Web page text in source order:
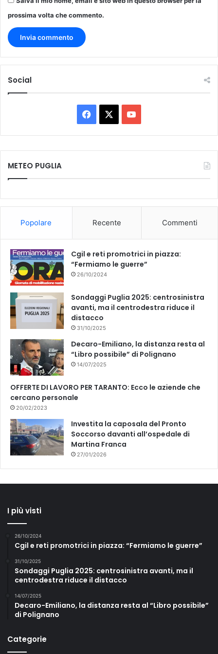
prossima volta che commento.
Social
Facebook You
Tube
METEO PUGLIA
Popolare Recente Commenti
Cgil e reti promotrici in piazza:
“Fermiamo le guerre”
26/10/2024
Sondaggi Puglia 2025: centrosinistra
avanti, ma il centrodestra riduce il
distacco
31/10/2025
Decaro-Emiliano, la distanza resta al
“Libro possibile” di Polignano
14/07/2025
OFFERTE DI LAVORO PER TARANTO: Ecco le aziende che
cercano personale
20/02/2023
Investita la caposala del Pronto
Soccorso davanti all’ospedale di
Martina Franca
27/01/2026
I più visti
26/10/2024
Cgil e reti promotrici in piazza: “Fermiamo le guerre”
31/10/2025
Sondaggi Puglia 2025: centrosinistra avanti, ma il
centrodestra riduce il distacco
14/07/2025
Decaro-Emiliano, la distanza resta al “Libro possibile”
di Polignano
Categorie